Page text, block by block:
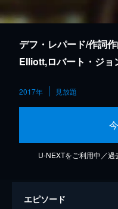
デフ・レパード/作詞
Elliott,ロバート・ジ
2017年 見放題
U-NEXTをご利用中／
エピソード